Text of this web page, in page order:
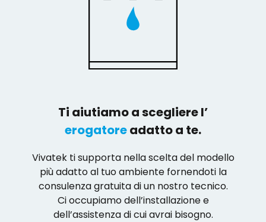
Ti aiutiamo a scegliere l’
erogatoreadatto a te.
Vivatek ti supporta nella scelta del modello
più adatto al tuo ambiente fornendoti la
consulenza gratuita di un nostro tecnico.
Ci occupiamo dell’installazione e
dell’assistenza di cui avrai bisogno.